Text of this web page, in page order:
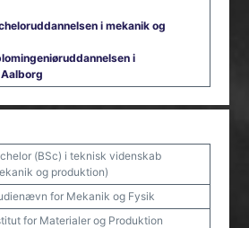
i mekanik og
i
(BSc) i teknisk videnskab
og produktion)
for Mekanik og Fysik
for Materialer og Produktion